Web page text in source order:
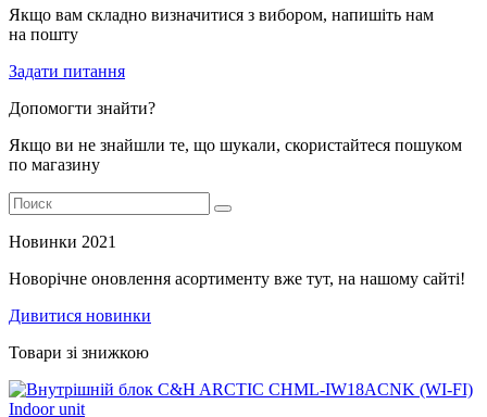
Якщо вам складно визначитися з вибором, напишіть нам
на пошту
Задати питання
Допомогти знайти?
Якщо ви не знайшли те, що шукали, скористайтеся пошуком
по магазину
Новинки 2021
Новорічне оновлення асортименту вже тут, на нашому сайті!
Дивитися новинки
Товари зі знижкою